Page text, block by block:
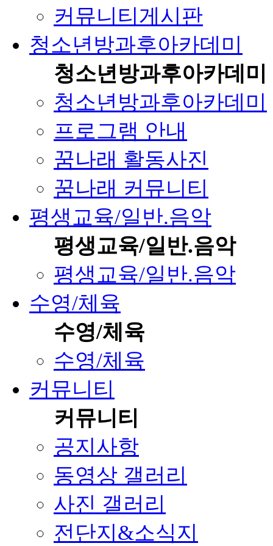
커뮤니티게시판
청소년방과후아카데미
청소년방과후아카데미
청소년방과후아카데미
프로그램 안내
꿈나래 활동사진
꿈나래 커뮤니티
평생교육/일반.음악
평생교육/일반.음악
평생교육/일반.음악
수영/체육
수영/체육
수영/체육
커뮤니티
커뮤니티
공지사항
동영상 갤러리
사진 갤러리
전단지&소식지